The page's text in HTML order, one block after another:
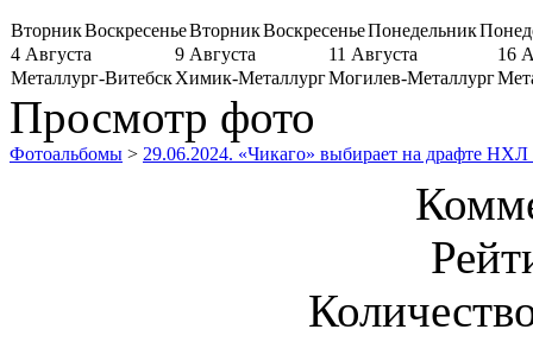
ВторникВоскресеньеВторникВоскресеньеПонедельник
4 Августа
9 Августа 11 Августа
16
Металлург-ВитебскХимик-МеталлургМогилев-Металлург
Просмотр фото
Фотоальбомы > 29.06.2024. «Чикаго» выбирает на драфте